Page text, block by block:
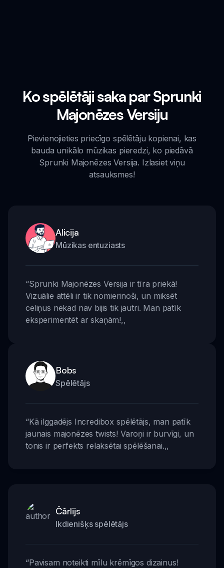
Ko spēlētāji saka par Sprunki
Majonēzes Versiju
Pievienojieties priecīgo spēlētāju kopienai, kas
bauda unikālo mūzikas pieredzi, ko piedāvā
Sprunki Majonēzes Versija. Izlasiet viņu
atsauksmes!
Alicija
Mūzikas entuziasts
“Sprunki Majonēzes Versija ir tīra priekā!
Vizuālie attēli ir tik nomierinoši, un miksēt
celiņus nekad nav bijis tik jautri. Man patīk
eksperimentēt ar skaņām!,,
Bobs
Spēlētājs
“Kā ilggadējs Incredibox spēlētājs, man patīk
jaunais majonēzes twists! Varoņi ir burvīgi, un
tonis ir perfekts relaksētai spēlēšanai.,,
Čārlijs
Ikdienišķs spēlētājs
“Pavisam noteikti mīlu krēmīgos dizainus!